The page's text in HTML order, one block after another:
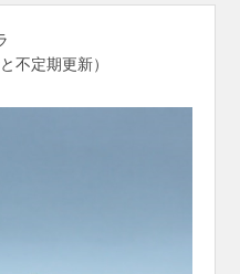
不定期更新）